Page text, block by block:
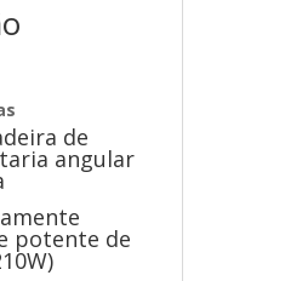
de
angular
potente de